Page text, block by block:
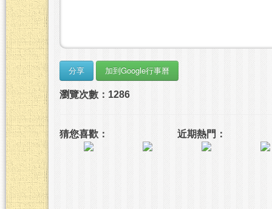
瀏覽次數：1286
猜您喜歡： 近期熱門：